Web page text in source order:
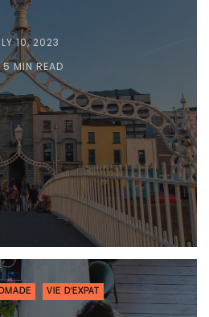
10, 2023
5 MIN READ
VIE D'EXPAT